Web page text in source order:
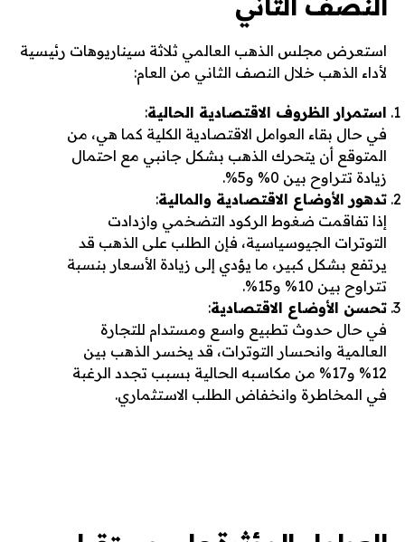
استعرض مجلس الذهب العالمي ثلاثة سيناريوهات رئيسية
لأداء الذهب خلال النصف الثاني من العام:
استمرار الظروف الاقتصادية الحالية:
في حال بقاء العوامل الاقتصادية الكلية كما هي، من
المتوقع أن يتحرك الذهب بشكل جانبي مع احتمال
زيادة تتراوح بين 0% و5%.
تدهور الأوضاع الاقتصادية والمالية:
إذا تفاقمت ضغوط الركود التضخمي وازدادت
التوترات الجيوسياسية، فإن الطلب على الذهب قد
يرتفع بشكل كبير، ما يؤدي إلى زيادة الأسعار بنسبة
تتراوح بين 10% و15%.
تحسن الأوضاع الاقتصادية:
في حال حدوث تطبيع واسع ومستدام للتجارة
العالمية وانحسار التوترات، قد يخسر الذهب بين
12% و17% من مكاسبه الحالية بسبب تجدد الرغبة
في المخاطرة وانخفاض الطلب الاستثماري.